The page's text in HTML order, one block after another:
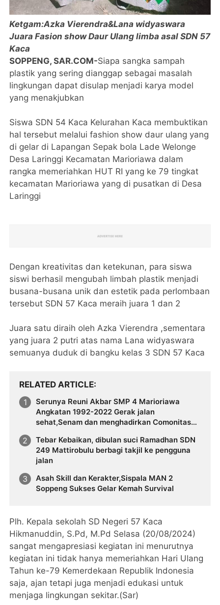
Ketgam:Azka Vierendra&Lana widyaswara
Juara Fasion show Daur Ulang limba asal SDN 57
Kaca
SOPPENG, SAR.COM-Siapa sangka sampah
plastik yang sering dianggap sebagai masalah
lingkungan dapat disulap menjadi karya model
yang menakjubkan
Siswa SDN 54 Kaca Kelurahan Kaca membuktikan
hal tersebut melalui fashion show daur ulang yang
di gelar di Lapangan Sepak bola Lade Welonge
Desa Laringgi Kecamatan Marioriawa dalam
rangka memeriahkan HUT RI yang ke 79 tingkat
kecamatan Marioriawa yang di pusatkan di Desa
Laringgi
Dengan kreativitas dan ketekunan, para siswa
siswi berhasil mengubah limbah plastik menjadi
busana-busana unik dan estetik pada perlombaan
tersebut SDN 57 Kaca meraih juara 1 dan 2
Juara satu diraih oleh Azka Vierendra ,sementara
yang juara 2 putri atas nama Lana widyaswara
semuanya duduk di bangku kelas 3 SDN 57 Kaca
RELATED ARTICLE
Serunya Reuni Akbar SMP 4 Marioriawa
Angkatan 1992-2022 Gerak jalan
sehat,Senam dan menghadirkan Comonitas
Tebar Kebaikan, dibulan suci Ramadhan SDN
249 Mattirobulu berbagi takjil ke pengguna
jalan
Asah Skill dan Kerakter,Sispala MAN 2
Soppeng Sukses Gelar Kemah Survival
Plh. Kepala sekolah SD Negeri 57 Kaca
Hikmanuddin, S.Pd, M.Pd Selasa (20/08/2024)
sangat mengapresiasi kegiatan ini menurutnya
kegiatan ini tidak hanya memeriahkan Hari Ulang
Tahun ke-79 Kemerdekaan Republik Indonesia
saja, ajan tetapi juga menjadi edukasi untuk
menjaga lingkungan sekitar.(Sar)